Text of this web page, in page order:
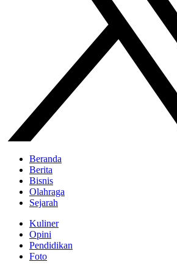
Beranda
Berita
Bisnis
Olahraga
Sejarah
Kuliner
Opini
Pendidikan
Foto